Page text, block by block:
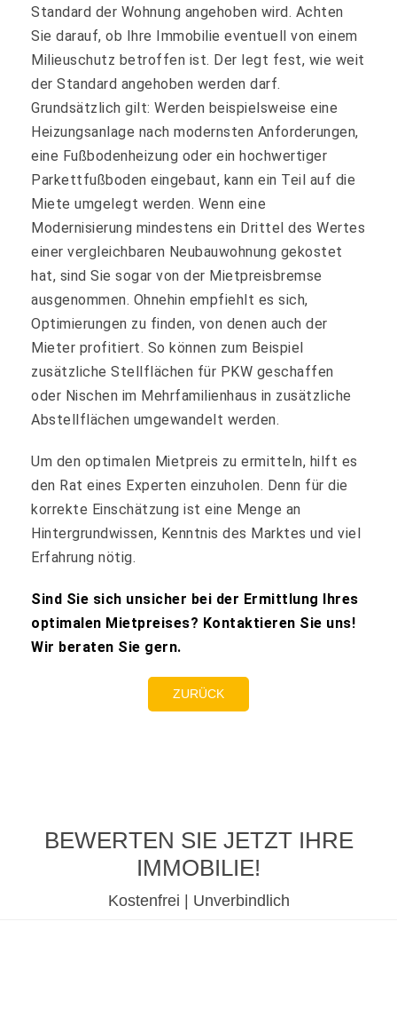
Standard der Wohnung angehoben wird. Achten
Sie darauf, ob Ihre Immobilie eventuell von einem
Milieuschutz betroffen ist. Der legt fest, wie weit
der Standard angehoben werden darf.
Grundsätzlich gilt: Werden beispielsweise eine
Heizungsanlage nach modernsten Anforderungen,
eine Fußbodenheizung oder ein hochwertiger
Parkettfußboden eingebaut, kann ein Teil auf die
Miete umgelegt werden. Wenn eine
Modernisierung mindestens ein Drittel des Wertes
einer vergleichbaren Neubauwohnung gekostet
hat, sind Sie sogar von der Mietpreisbremse
ausgenommen. Ohnehin empfiehlt es sich,
Optimierungen zu finden, von denen auch der
Mieter profitiert. So können zum Beispiel
zusätzliche Stellflächen für PKW geschaffen
oder Nischen im Mehrfamilienhaus in zusätzliche
Abstellflächen umgewandelt werden.
Um den optimalen Mietpreis zu ermitteln, hilft es
den Rat eines Experten einzuholen. Denn für die
korrekte Einschätzung ist eine Menge an
Hintergrundwissen, Kenntnis des Marktes und viel
Erfahrung nötig.
Sind Sie sich unsicher bei der Ermittlung Ihres
optimalen Mietpreises? Kontaktieren Sie uns!
Wir beraten Sie gern.
ZURÜCK
BEWERTEN SIE JETZT IHRE
IMMOBILIE!
Kostenfrei | Unverbindlich